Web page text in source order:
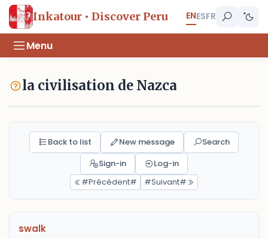
Inkatour • Discover Peru ENESFR
Menu
la civilisation de Nazca
Back to list New message
Search
Sign-in
Log-in
#Précédent#
#Suivant#
swalk